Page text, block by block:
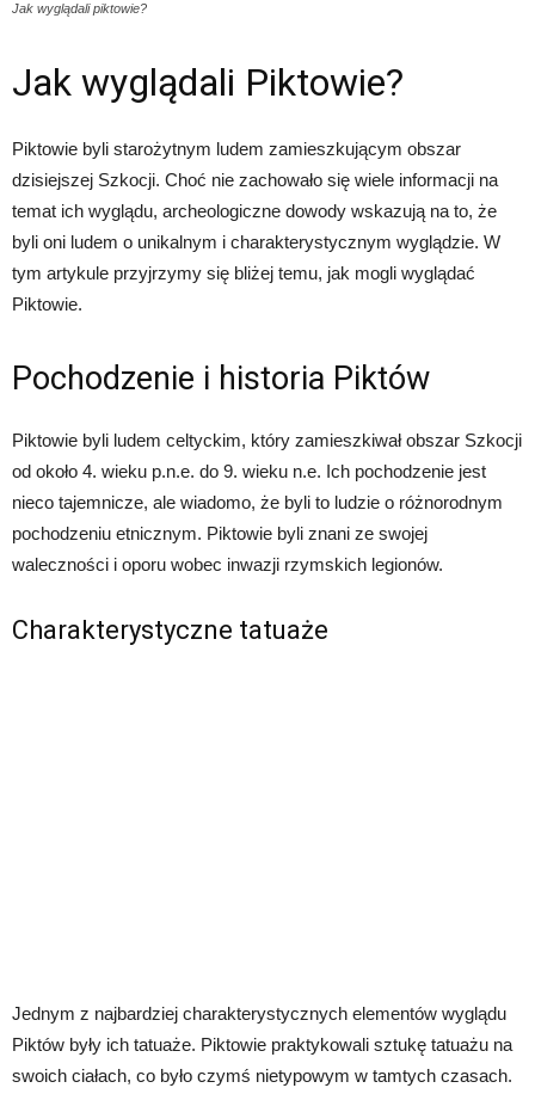
Jak wyglądali piktowie?
Jak wyglądali Piktowie?
Piktowie byli starożytnym ludem zamieszkującym obszar
dzisiejszej Szkocji. Choć nie zachowało się wiele informacji na
temat ich wyglądu, archeologiczne dowody wskazują na to, że
byli oni ludem o unikalnym i charakterystycznym wyglądzie. W
tym artykule przyjrzymy się bliżej temu, jak mogli wyglądać
Piktowie.
Pochodzenie i historia Piktów
Piktowie byli ludem celtyckim, który zamieszkiwał obszar Szkocji
od około 4. wieku p.n.e. do 9. wieku n.e. Ich pochodzenie jest
nieco tajemnicze, ale wiadomo, że byli to ludzie o różnorodnym
pochodzeniu etnicznym. Piktowie byli znani ze swojej
waleczności i oporu wobec inwazji rzymskich legionów.
Charakterystyczne tatuaże
Jednym z najbardziej charakterystycznych elementów wyglądu
Piktów były ich tatuaże. Piktowie praktykowali sztukę tatuażu na
swoich ciałach, co było czymś nietypowym w tamtych czasach.